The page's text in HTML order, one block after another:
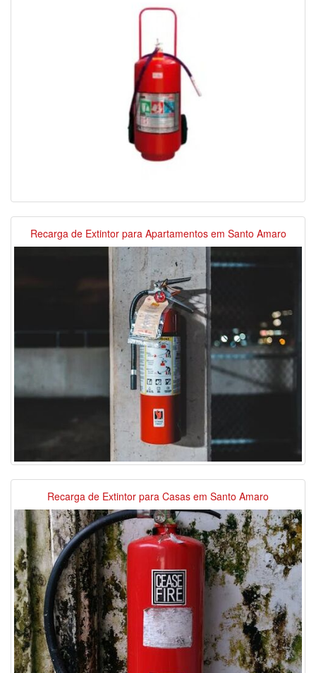
Recarga de Extintor para Apartamentos em Santo Amaro
Recarga de Extintor para Casas em Santo Amaro